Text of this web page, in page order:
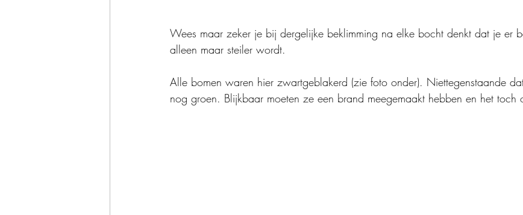
Wees maar zeker je bij dergelijke beklimming na elke bocht denkt dat je er
alleen maar steiler wordt.
Alle bomen waren hier zwartgeblakerd (zie foto onder). Niettegenstaande
nog groen. Blijkbaar moeten ze een brand meegemaakt hebben en het toch